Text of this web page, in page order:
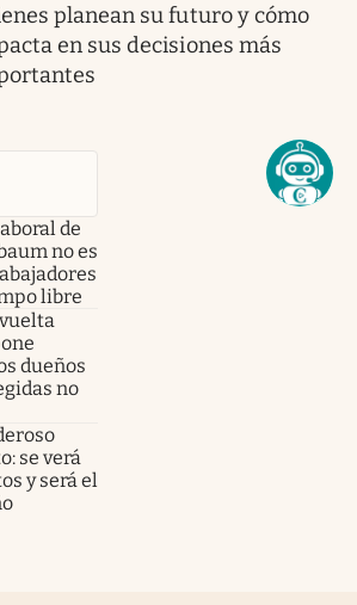
planean su futuro y cómo
en sus decisiones más
de
no es
libre
dueños
no
se verá
y será el